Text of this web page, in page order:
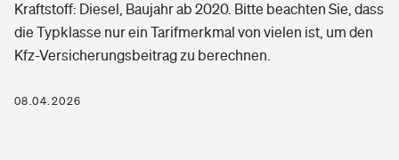
Arbeitsrechtsschutz
Berufshaftpflichtversicherung
Zur Übersicht
Elementarversicherung
Pri­vate Haft­pflicht­
Gesundheit
Private Krankenversicherung
Kraftstoff: Diesel, Baujahr ab 2020. Bitte beachten Sie, dass
die Typklasse nur ein Tarifmerkmal von vielen ist, um den
Kfz-Versicherungsbeitrag zu berechnen.
08.04.2026